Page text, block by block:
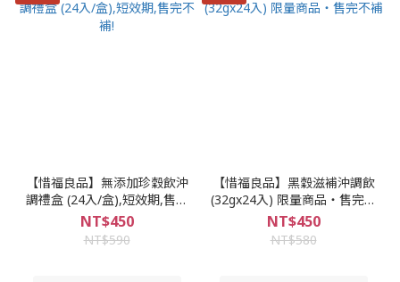
【惜福良品】無添加珍穀飲沖
調禮盒 (24入/盒),短效期,售完
不補!
NT$450
NT$590
【惜福良品】黑穀滋補沖調飲
(32gx24入) 限量商品‧售完不
補
NT$450
NT$580